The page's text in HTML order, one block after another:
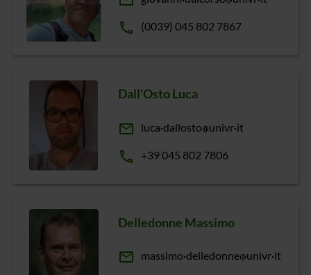
phone (0039) 045 802 7867
Dall'Osto Luca
email luca dallosto univr it
phone +39 045 802 7806
Delledonne Massimo
email massimo delledonne univr it